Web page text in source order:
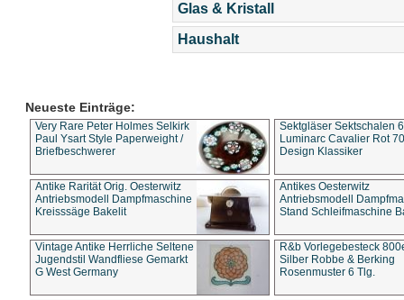
Glas & Kristall
Haushalt
Neueste Einträge:
Very Rare Peter Holmes Selkirk
Paul Ysart Style Paperweight /
Briefbeschwerer
Sektgläser Sektschalen
Luminarc Cavalier Rot
Design Klassiker
Antike Rarität Orig. Oesterwitz
Antriebsmodell Dampfmaschine
Kreisssäge Bakelit
Antikes Oesterwitz
Antriebsmodell
Stand Schleifmaschine
Vintage Antike Herrliche Seltene
Jugendstil Wandfliese Gemarkt
G West Germany
R&b Vorlegebesteck
Silber Robbe & Berking
Rosenmuster 6 Tlg.